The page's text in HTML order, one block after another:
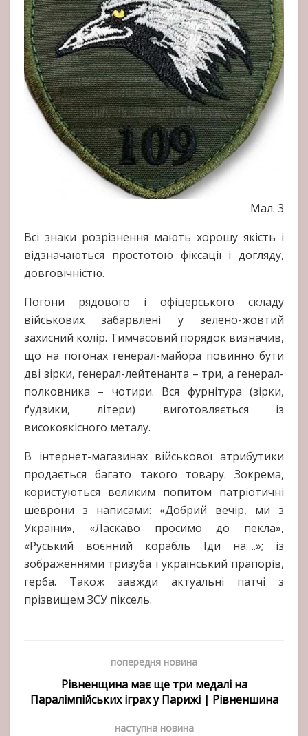
Мал. 3
Всі знаки розрізнення мають хорошу якість і
відзначаються простотою фіксації і догляду,
довговічністю.
Погони рядового і офіцерського складу
військових забарвлені у зелено-жовтий
захисний колір. Тимчасовий порядок визначив,
що на погонах генерал-майора повинно бути
дві зірки, генерал-лейтенанта – три, а генерал-
полковника – чотири. Вся фурнітура (зірки,
ґудзики, літери) виготовляється із
високоякісного металу.
В інтернет-магазинах військової атрибутики
продається багато такого товару. Зокрема,
користуються великим попитом патріотичні
шеврони з написами: «Добрий вечір, ми з
України», «Ласкаво просимо до пекла»,
«Руський воєнний корабль Іди на….»; із
зображеннями тризуба і український прапорів,
герба. Також завжди актуальні патчі з
прізвищем ЗСУ піксель.
попередня новина
Рівненщина має ще три медалі на
Паралімпійських іграх у Парижі | Рівненшина
наступна новина